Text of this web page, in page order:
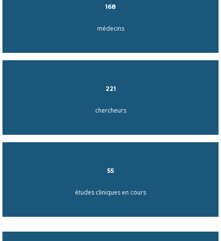
168
médecins
221
chercheurs
55
études cliniques en cours